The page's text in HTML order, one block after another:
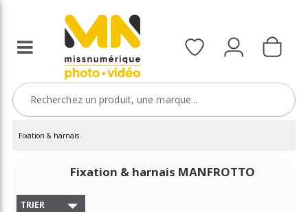
Fixation & harnais
Fixation & harnais MANFROTTO
TRIER